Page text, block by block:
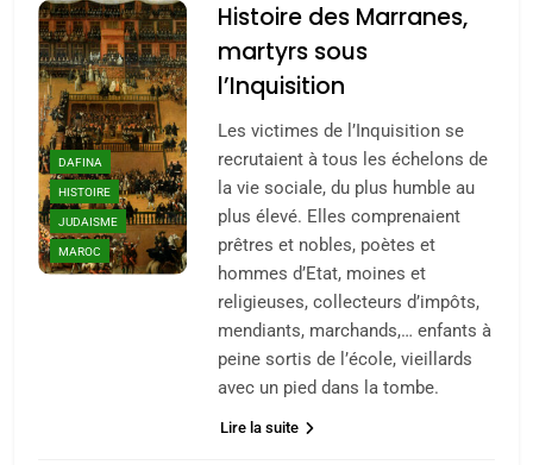
DAFINA
HISTOIRE
JUDAISME
MAROC
Histoire des Marranes,
martyrs sous
l’Inquisition
Les victimes de l’Inquisition se
recrutaient à tous les échelons de
la vie sociale, du plus humble au
plus élevé. Elles comprenaient
prêtres et nobles, poètes et
hommes d’Etat, moines et
religieuses, collecteurs d’impôts,
mendiants, marchands,… enfants à
peine sortis de l’école, vieillards
avec un pied dans la tombe.
Lire la suite